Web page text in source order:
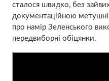
сталося швидко, без
документаційною
про намір Зеленського
передвиборні обіцянки.